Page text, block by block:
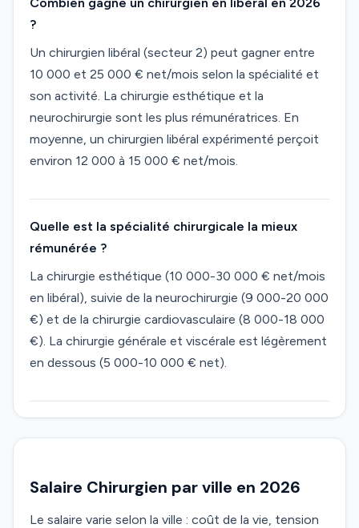
?
Un chirurgien libéral (secteur 2) peut gagner entre
10 000 et 25 000 € net/mois selon la spécialité et
son activité. La chirurgie esthétique et la
neurochirurgie sont les plus rémunératrices. En
moyenne, un chirurgien libéral expérimenté perçoit
environ 12 000 à 15 000 € net/mois.
Quelle est la spécialité chirurgicale la mieux
rémunérée ?
La chirurgie esthétique (10 000-30 000 € net/mois
en libéral), suivie de la neurochirurgie (9 000-20 000
€) et de la chirurgie cardiovasculaire (8 000-18 000
€). La chirurgie générale et viscérale est légèrement
en dessous (5 000-10 000 € net).
Salaire Chirurgien par ville en 2026
Le salaire varie selon la ville : coût de la vie, tension